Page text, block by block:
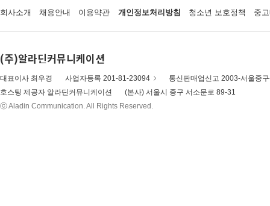
회사소개 채용안내 이용약관 개인정보처리방침 청소년 보호정책 중
(주)알라딘커뮤니케이션
대표이사 최우경 사업자등록 201-81-23094
통신판매업신고 2003-서울중
호스팅 제공자 알라딘커뮤니케이션
(본사) 서울시 중구 서소문로 89-31
ⓒ Aladin Communication. All Rights Reserved.